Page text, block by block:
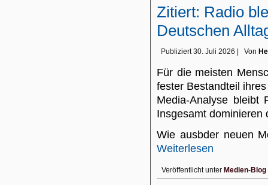
Zitiert: Radio
Deutschen
Publiziert 30. Juli 2026 Von
Für die meisten
fester Bestandteil
Media-Analyse bleibt
Insgesamt
Wie ausbder neuen
Weiterlesen
Veröffentlicht unter Medien-Blog